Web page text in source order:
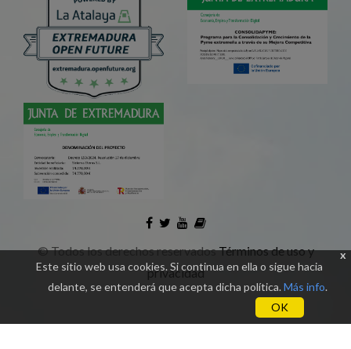
©Todos los derechos reservadosTérminos de uso y
privacidad
x
Este sitio web usa cookies. Si continua en ella o sigue hacia
delante, se entenderá que acepta dicha política. Más info.
OK